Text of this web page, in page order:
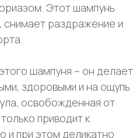
Этот шампунь
снимает раздражение и
шампуня – он делает
здоровыми и на ощупь
освобожденная от
приводит к
и при этом деликатно